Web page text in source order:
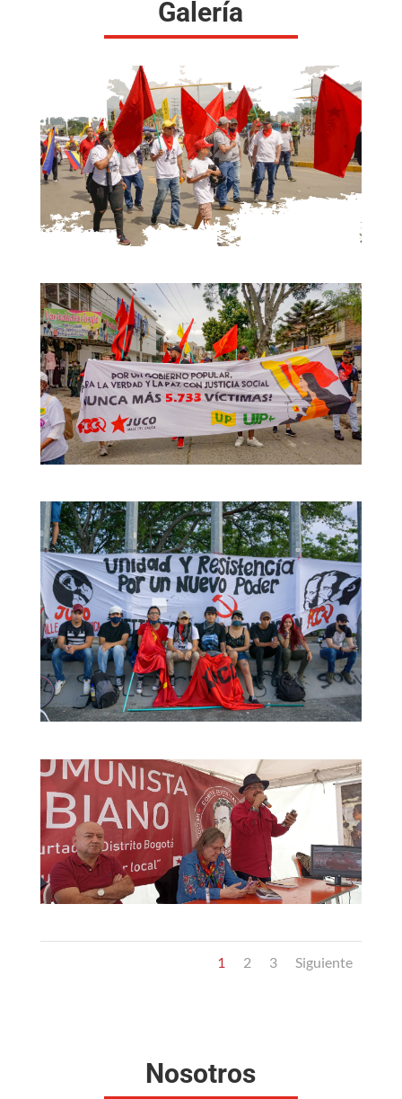
Galería
1 2 3 Siguiente
Nosotros